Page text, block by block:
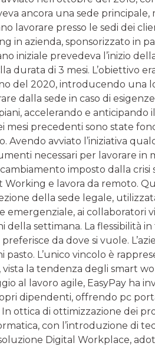
ancora una sede
lavorare presso le sedi dei
in azienda, sponsorizzato in
iniziale prevedeva l’inizio
durata di 3 mesi. L’obiettivo
del 2020, introducendo una
dalla sede in caso di
accelerando e
mesi precedenti sono state
Avendo avviato l’iniziativa
necessari per lavorare in
imposto dalla
Working e lavora da remoto.
della sede legale,
emergenziale, ai
della settimana. La flessibilità
preferisce da dove si vuole.
L’unico vincolo è
vista la tendenza degli smart
al lavoro agile, EasyPay ha
dipendenti, offrendo pc
In ottica di ottimizzazione dei
con l’introduzione di
Digital Workplace,